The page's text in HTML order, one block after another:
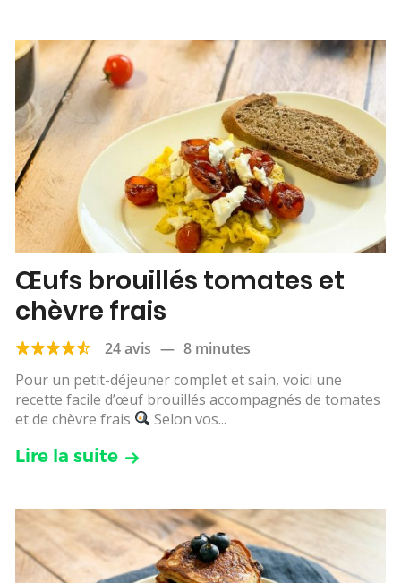
Œufs brouillés tomates et
chèvre frais
24 avis — 8 minutes
Pour un petit-déjeuner complet et sain, voici une
recette facile d’œuf brouillés accompagnés de tomates
et de chèvre frais
Selon vos...
Lire la suite